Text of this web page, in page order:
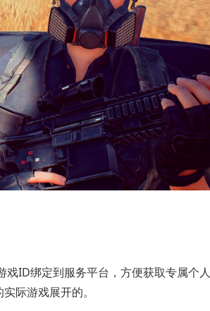
ID绑定到服务平台，方便获取专属个人
际游戏展开的。